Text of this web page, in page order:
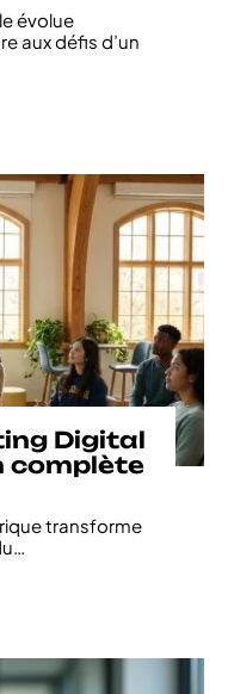
évolue
aux défis d’un
Digital
complète
transforme